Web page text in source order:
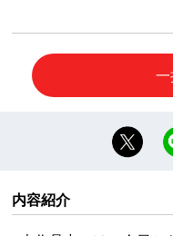
内容紹介